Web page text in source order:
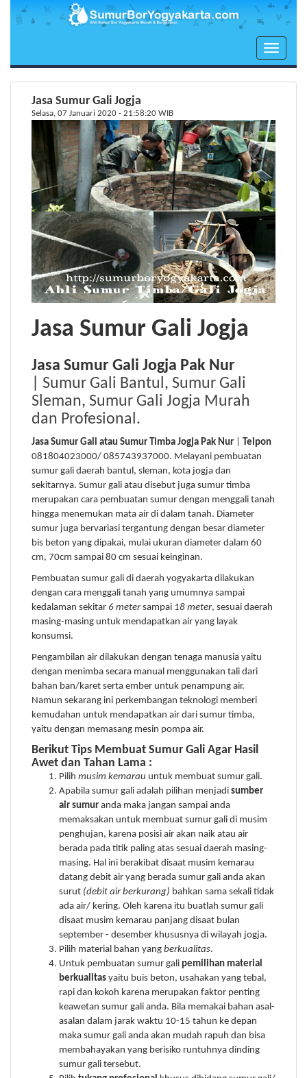
Toggle
Jasa Sumur Gali Jogja
Selasa, 07 Januari 2020 - 21:58:20 WIB
Jasa Sumur Gali Jogja
Jasa Sumur Gali Jogja Pak Nur
Sumur Gali Bantul, Sumur Gali
Sleman, Sumur Gali Jogja Murah
dan Profesional.
Jasa Sumur Gali atau Sumur Timba Jogja Pak Nur
Telpon
081804023000/ 085743937000. Melayani pembuatan
sumur gali daerah bantul, sleman, kota jogja dan
sekitarnya. Sumur gali atau disebut juga sumur timba
merupakan cara pembuatan sumur dengan menggali tanah
hingga menemukan mata air di dalam tanah. Diameter
sumur juga bervariasi tergantung dengan besar diameter
bis beton yang dipakai, mulai ukuran diameter dalam 60
cm, 70cm sampai 80 cm sesuai keinginan.
Pembuatan sumur gali di daerah yogyakarta dilakukan
dengan cara menggali tanah yang umumnya sampai
kedalaman sekitar 6 metersampai 18 meter, sesuai daerah
masing-masing untuk mendapatkan air yang layak
konsumsi.
Pengambilan air dilakukan dengan tenaga manusia yaitu
dengan menimba secara manual menggunakan tali dari
bahan ban/karet serta ember untuk penampung air.
Namun sekarang ini perkembangan teknologi memberi
kemudahan untuk mendapatkan air dari sumur timba,
yaitu dengan memasang mesin pompa air.
Berikut Tips Membuat Sumur Gali Agar Hasil
Awet dan Tahan Lama :
Pilih musim kemarau untuk membuat sumur gali.
Apabila sumur gali adalah pilihan menjadi sumber
air sumur anda maka jangan sampai anda
memaksakan untuk membuat sumur gali di musim
penghujan, karena posisi air akan naik atau air
berada pada titik paling atas sesuai daerah masing-
masing. Hal ini berakibat disaat musim kemarau
datang debit air yang berada sumur gali anda akan
surut (debit air berkurang) bahkan sama sekali tidak
ada air/ kering. Oleh karena itu buatlah sumur gali
disaat musim kemarau panjang disaat bulan
september - desember khususnya di wilayah jogja.
Pilih material bahan yang berkualitas.
Untuk pembuatan sumur gali pemilihan material
berkualitas yaitu buis beton, usahakan yang tebal,
rapi dan kokoh karena merupakan faktor penting
keawetan sumur gali anda. Bila memakai bahan asal-
asalan dalam jarak waktu 10-15 tahun ke depan
maka sumur gali anda akan mudah rapuh dan bisa
membahayakan yang berisiko runtuhnya dinding
sumur gali tersebut.